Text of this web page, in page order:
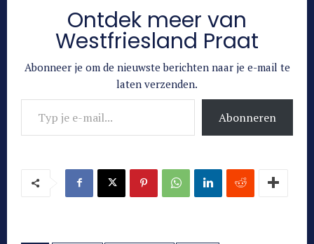
Ontdek meer van
Westfriesland Praat
Abonneer je om de nieuwste berichten naar je e-mail te
laten verzenden.
Typ je e-mail...
Abonneren